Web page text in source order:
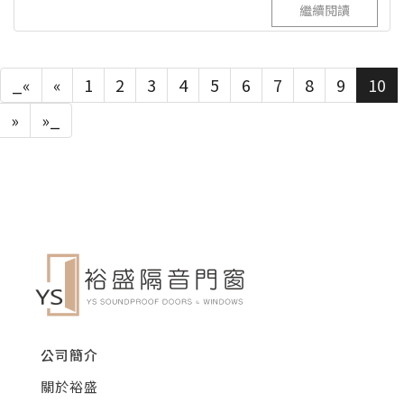
繼續閱讀
_« « 1 2 3 4 5 6 7 8 9
10
»
»_
公司簡介
關於裕盛